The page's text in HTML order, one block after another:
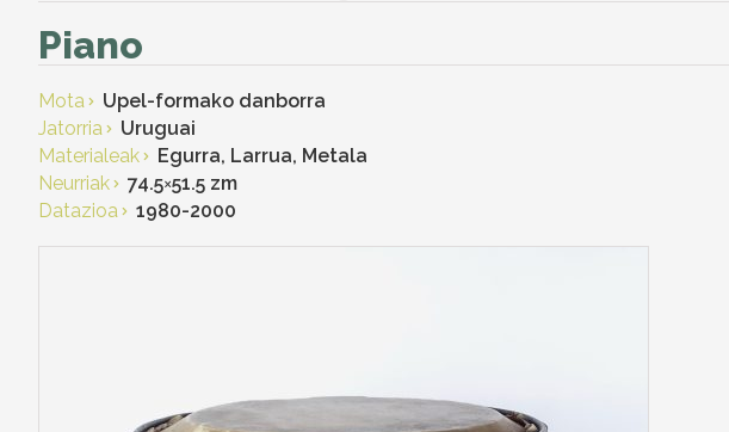
Piano
Mota
Upel-formako danborra
Jatorria
Uruguai
Materialeak
Egurra, Larrua, Metala
Neurriak
74.5×51.5 zm
Datazioa
1980-2000